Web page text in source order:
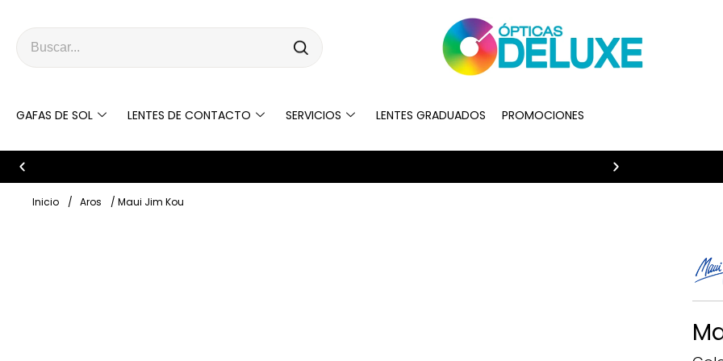
GAFAS DE SOL LENTES DE CONTACTO SERVICIOS LENTES GRADUADOS PROMOCIONES
Bienvenido a Ópticas Deluxe 20% de
Inicio / Aros / Maui Jim Kou